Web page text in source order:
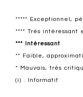
***** Exceptionnel,
**** Très intéressant
*** Intéressant
** Faible,
* Mauvais, très
(i) . Informatif